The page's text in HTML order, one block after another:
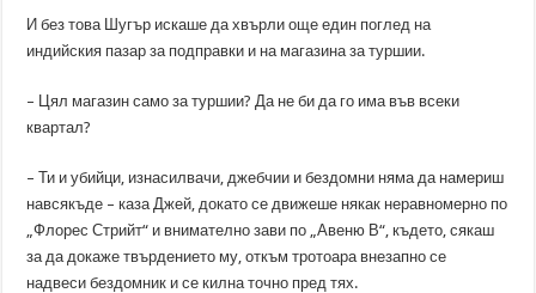
И без това Шугър искаше да хвърли още един поглед на
индийския пазар за подправки и на магазина за туршии.
– Цял магазин само за туршии? Да не би да го има във всеки
квартал?
– Ти и убийци, изнасилвачи, джебчии и бездомни няма да намериш
навсякъде – каза Джей, докато се движеше някак неравномерно по
„Флорес Стрийт“ и внимателно зави по „Авеню В“, където, сякаш
за да докаже твърдението му, откъм тротоара внезапно се
надвеси бездомник и се килна точно пред тях.